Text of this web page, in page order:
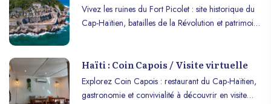
Vivez les ruines du Fort Picolet : site historique du
Cap-Haïtien, batailles de la Révolution et patrimoine
Haïti : Coin Capois / Visite virtuelle
Explorez Coin Capois : restaurant du Cap-Haïtien,
gastronomie et convivialité à découvrir en visite